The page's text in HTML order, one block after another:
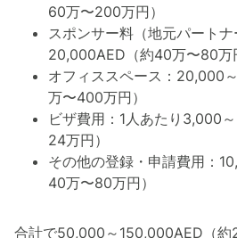
60万〜200万円）
スポンサー料（地元パート
20,000AED（約40万〜80万
オフィススペース：20,000
万〜400万円）
ビザ費用：1人あたり3,000
24万円）
その他の登録・申請費用：
40万〜80万円）
合計で50,000～150,000AED（約